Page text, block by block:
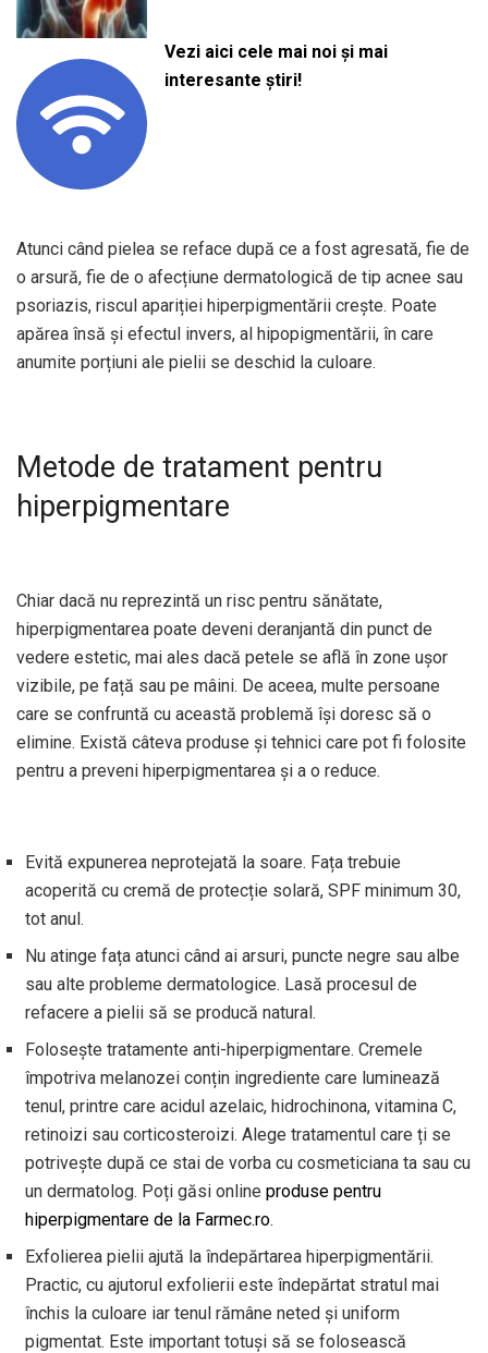
Vezi aici cele mai noi și mai
interesante știri!
Atunci când pielea se reface după ce a fost agresată, fie de
o arsură, fie de o afecțiune dermatologică de tip acnee sau
psoriazis, riscul apariției hiperpigmentării crește. Poate
apărea însă și efectul invers, al hipopigmentării, în care
anumite porțiuni ale pielii se deschid la culoare.
Metode de tratament pentru
hiperpigmentare
Chiar dacă nu reprezintă un risc pentru sănătate,
hiperpigmentarea poate deveni deranjantă din punct de
vedere estetic, mai ales dacă petele se află în zone ușor
vizibile, pe față sau pe mâini. De aceea, multe persoane
care se confruntă cu această problemă își doresc să o
elimine. Există câteva produse și tehnici care pot fi folosite
pentru a preveni hiperpigmentarea și a o reduce.
Evită expunerea neprotejată la soare. Fața trebuie
acoperită cu cremă de protecție solară, SPF minimum 30,
tot anul.
Nu atinge fața atunci când ai arsuri, puncte negre sau albe
sau alte probleme dermatologice. Lasă procesul de
refacere a pielii să se producă natural.
Folosește tratamente anti-hiperpigmentare. Cremele
împotriva melanozei conțin ingrediente care luminează
tenul, printre care acidul azelaic, hidrochinona, vitamina C,
retinoizi sau corticosteroizi. Alege tratamentul care ți se
potrivește după ce stai de vorba cu cosmeticiana ta sau cu
un dermatolog. Poți găsi online produse pentru
hiperpigmentare de la Farmec.ro.
Exfolierea pielii ajută la îndepărtarea hiperpigmentării.
Practic, cu ajutorul exfolierii este îndepărtat stratul mai
închis la culoare iar tenul rămâne neted și uniform
pigmentat. Este important totuși să se folosească